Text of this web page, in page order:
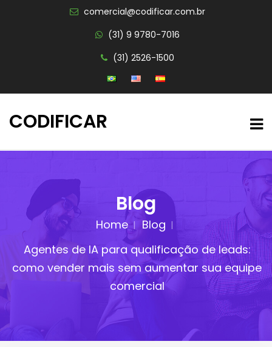
comercial@codificar.com.br
(31) 9 9780-7016
(31) 2526-1500
CODIFICAR
Blog
Home
Blog
Agentes de IA para qualificação de leads:
como vender mais sem aumentar sua equipe
comercial